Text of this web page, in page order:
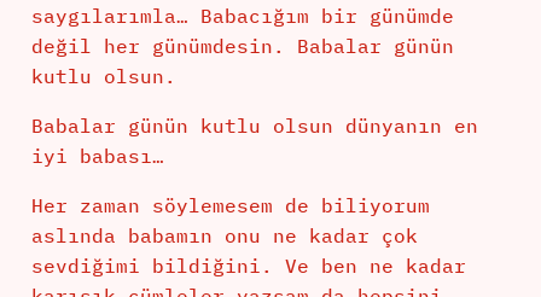
saygılarımla… Babacığım bir günümde
değil her günümdesin. Babalar günün
kutlu olsun.
Babalar günün kutlu olsun dünyanın en
iyi babası…
Her zaman söylemesem de biliyorum
aslında babamın onu ne kadar çok
sevdiğimi bildiğini. Ve ben ne kadar